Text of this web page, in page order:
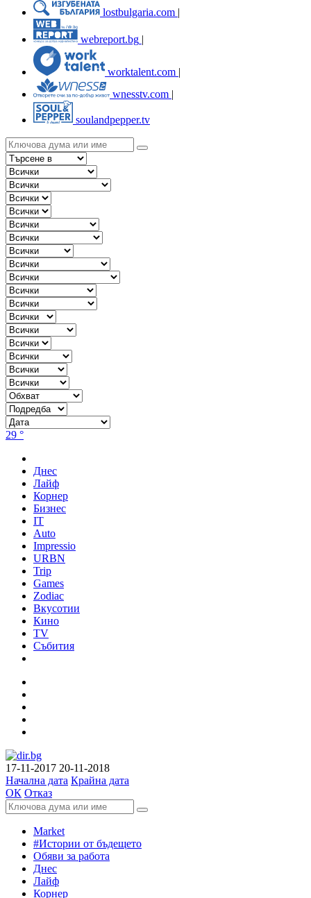
lostbulgaria.com |
webreport.bg
worktalent.com |
wnesstv.com |
soulandpepper.tv
29 °
Днес
Лайф
Корнер
Бизнес
IT
Auto
Impressio
URBN
Trip
Games
Zodiac
Вкусотии
Кино
TV
Събития
17-11-2017 20-11-2018
Начална дата Крайна дата
ОК Отказ
Market
#Истории от бъдещето
Обяви за работа
Днес
Лайф
Корнер